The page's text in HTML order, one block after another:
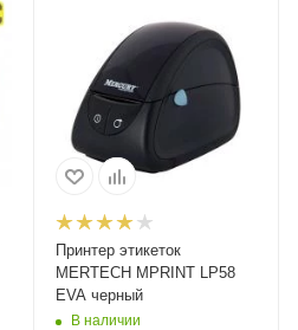
Принтер этикеток
MERTECH MPRINT LP58
EVA черный
В наличии